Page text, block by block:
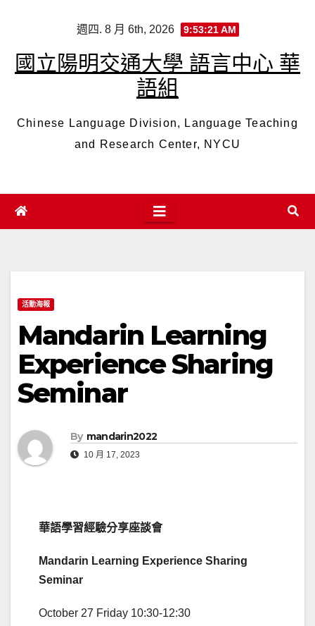
content
週四. 8 月 6th, 2026 9:53:22 AM
國立陽明交通大學 語言中心 華
語組
Chinese Language Division, Language Teaching
and Research Center, NYCU
活動海報
Mandarin Learning
Experience Sharing
Seminar
By mandarin2022
10 月 17, 2023
華語學習經驗分享座談會
Mandarin Learning Experience Sharing
Seminar
October 27 Friday 10:30-12:30